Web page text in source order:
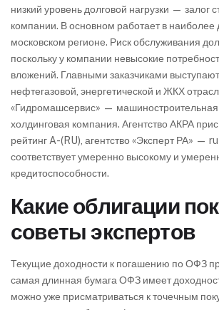
низкий уровень долговой нагрузки — залог
компании. В основном работает в наиболее
московском регионе. Риск обслуживания
поскольку у компании невысокие
вложений. Главными заказчиками
нефтегазовой, энергетической и ЖКХ
«Гидромашсервис» — машиностроительная
холдинговая компания. Агентство АКРА
рейтинг A-(RU), агентство «Эксперт РА» —
соответствует умеренно высокому и
кредитоспособности.
Какие облигации
советы экспертов
Текущие доходности к погашению по ОФЗ
самая длинная бумага ОФЗ имеет
можно уже присматриваться к точечным